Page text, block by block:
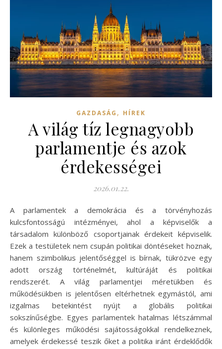
GAZDASÁG , HÍREK
A világ tíz legnagyobb
parlamentje és azok
érdekességei
2026.01.22.
A parlamentek a demokrácia és a törvényhozás
kulcsfontosságú intézményei, ahol a képviselők a
társadalom különböző csoportjainak érdekeit képviselik.
Ezek a testületek nem csupán politikai döntéseket hoznak,
hanem szimbolikus jelentőséggel is bírnak, tükrözve egy
adott ország történelmét, kultúráját és politikai
rendszerét. A világ parlamentjei méretükben és
működésükben is jelentősen eltérhetnek egymástól, ami
izgalmas betekintést nyújt a globális politikai
sokszínűségbe. Egyes parlamentek hatalmas létszámmal
és különleges működési sajátosságokkal rendelkeznek,
amelyek érdekessé teszik őket a politika iránt érdeklődők